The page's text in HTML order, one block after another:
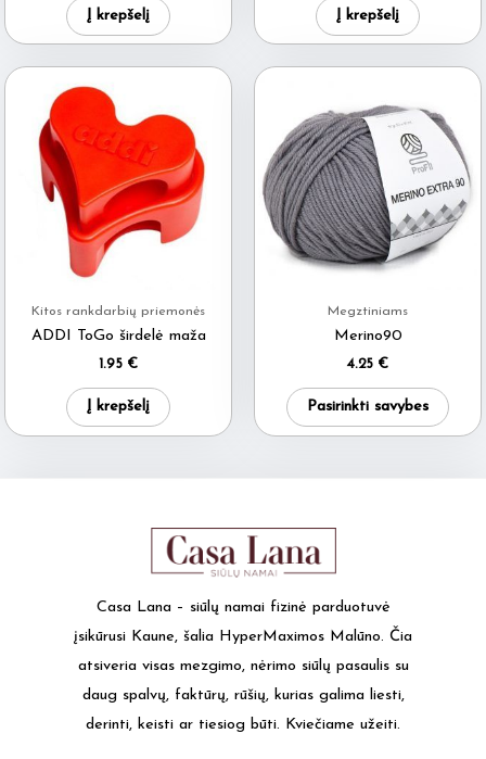
Į krepšelį
was:
16.50 €.
is:
5.65 €.
Į krepšelį
Kitos rankdarbių priemonės
ADDI ToGo širdelė maža
1.95 €
Į krepšelį
Megztiniams
Merino90
4.25 €
Pasirinkti savybes
Casa Lana – siūlų namai fizinė parduotuvė
įsikūrusi Kaune, šalia HyperMaximos Malūno. Čia
atsiveria visas mezgimo, nėrimo siūlų pasaulis su
daug spalvų, faktūrų, rūšių, kurias galima liesti,
derinti, keisti ar tiesiog būti. Kviečiame užeiti.